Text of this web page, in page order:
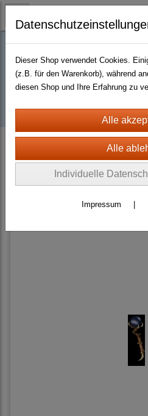
Buy D2R items | Diablo
D2km
D2 Resurrected + ROTW Softcore
Dieser Shop verwendet Cookies.
(z.B. für den Warenkorb), während
diesen Shop und Ihre Erfahrung zu
Individuelle
Impressum